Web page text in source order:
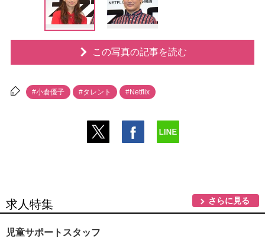
この写真の記事を読む
#小倉優子 #タレント #Netflix
求人特集 さらに見る
児童サポートスタッフ